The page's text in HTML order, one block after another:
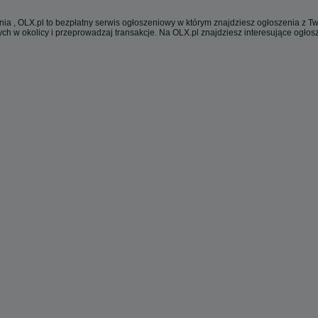
, OLX.pl to bezpłatny serwis ogłoszeniowy w którym znajdziesz ogłoszenia z
w okolicy i przeprowadzaj transakcje. Na OLX.pl znajdziesz interesujące